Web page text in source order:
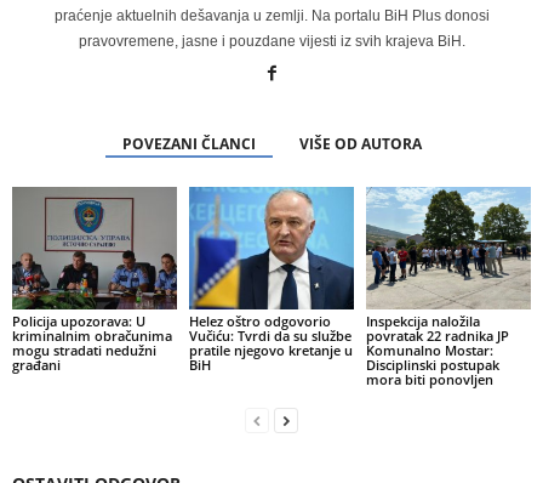
praćenje aktuelnih dešavanja u zemlji. Na portalu BiH Plus donosi
pravovremene, jasne i pouzdane vijesti iz svih krajeva BiH.
POVEZANI ČLANCI VIŠE OD AUTORA
Policija upozorava: U
kriminalnim obračunima
mogu stradati nedužni
građani
Helez oštro odgovorio
Vučiću: Tvrdi da su službe
pratile njegovo kretanje u
BiH
Inspekcija naložila
povratak 22 radnika JP
Komunalno Mostar:
Disciplinski postupak
mora biti ponovljen